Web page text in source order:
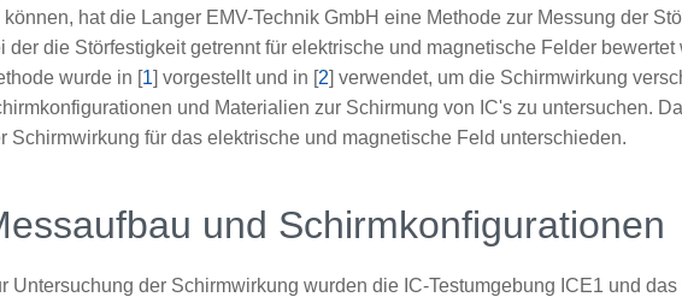
können, hat die Langer EMV-Technik GmbH eine Methode zur Messung der
der die Störfestigkeit getrennt für elektrische und magnetische Felder
wurde in [1] vorgestellt und in [2] verwendet, um die Schirmwirkung
und Materialien zur Schirmung von IC's zu untersuchen.
Schirmwirkung für das elektrische und magnetische Feld unterschieden.
und Schirmkonfigurationen
Untersuchung der Schirmwirkung wurden die IC-Testumgebung ICE1 und das